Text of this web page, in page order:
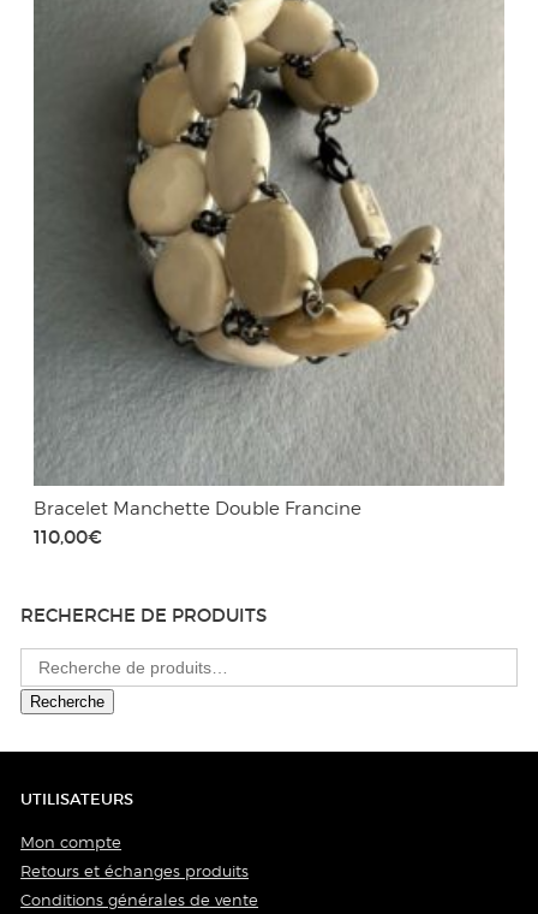
Bracelet Manchette Double Francine
110,00€
RECHERCHE DE PRODUITS
Recherche
pour :
Recherche
UTILISATEURS
Mon compte
Retours et échanges produits
Conditions générales de vente